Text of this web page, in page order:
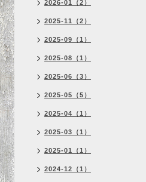
2026-01（2）
2025-11（2）
2025-09（1）
2025-08（1）
2025-06（3）
2025-05（5）
2025-04（1）
2025-03（1）
2025-01（1）
2024-12（1）